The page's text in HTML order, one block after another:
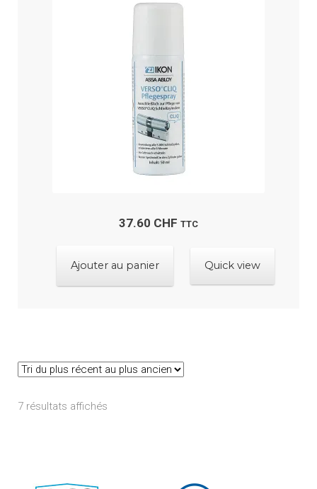
37.60 CHF TTC
Ajouter au panier Quick view
7 résultats affichésTrié